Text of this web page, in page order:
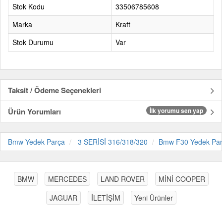
Stok Kodu
33506785608
Marka
Kraft
Stok Durumu
Var
Taksit / Ödeme Seçenekleri
Ürün Yorumları
İlk yorumu sen yap
Bmw Yedek Parça 3 SERİSİ 316/318/320 Bmw F30 Yedek
BMW MERCEDES LAND ROVER
MİNİ COOPER
JAGUAR
İLETİŞİM Yeni Ürünler